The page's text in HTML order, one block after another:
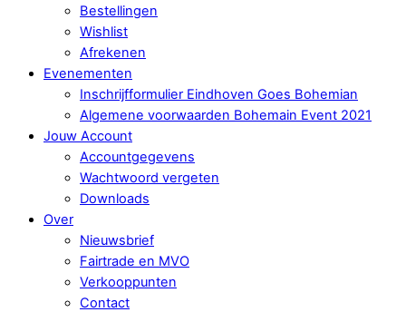
Bestellingen
Wishlist
Afrekenen
Evenementen
Inschrijfformulier Eindhoven Goes Bohemian
Algemene voorwaarden Bohemain Event 2021
Jouw Account
Accountgegevens
Wachtwoord vergeten
Downloads
Over
Nieuwsbrief
Fairtrade en MVO
Verkooppunten
Contact